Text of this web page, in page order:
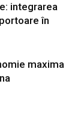
integrarea
în
maxima